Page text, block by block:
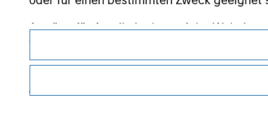
Anträge für Anteile in den auf der Website
Verkaufsprospekt, Jahres- und
Die auf der Website dargelegten
(das hierbei alle angemessene Sorgfalt hat
Dieses Dokument ist ein Marketingdokument.
Nutzer müssen die Nutzungsbedingungen lesen und
regulatorische Auflagen enthalten sind, die für die
von Morgan Stanley Investment Management gelten.